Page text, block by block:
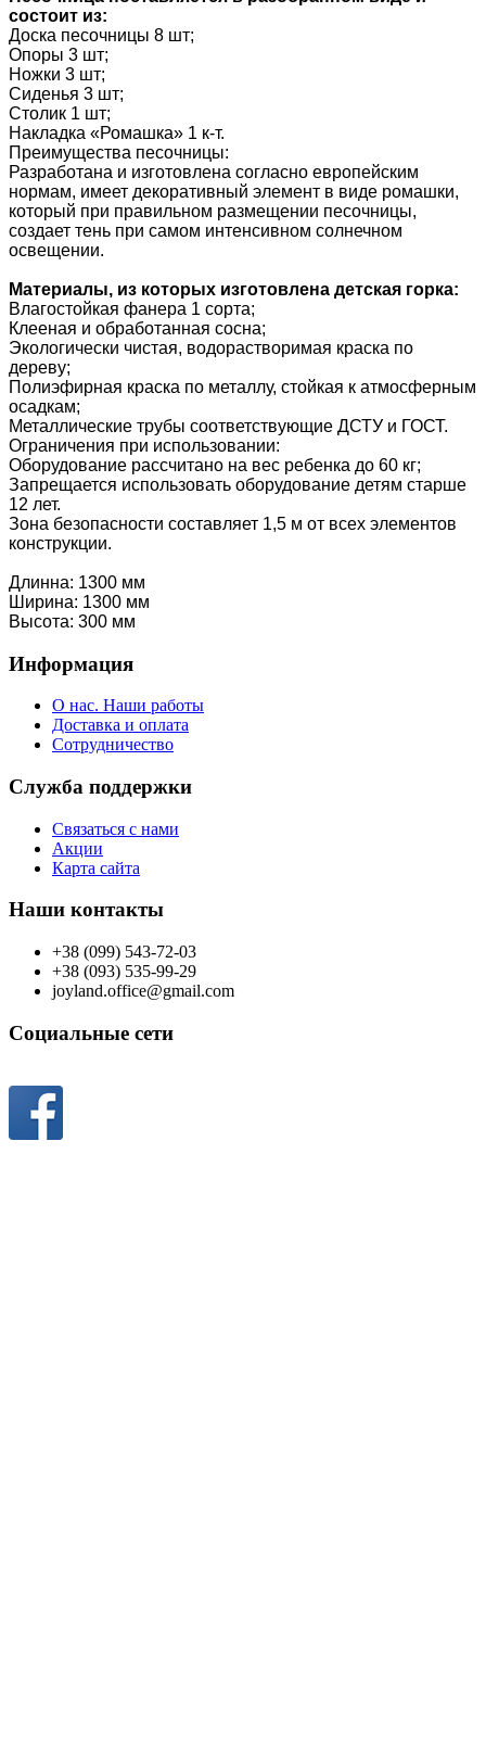
состоит из:
Доска песочницы 8 шт;
Опоры 3 шт;
Ножки 3 шт;
Сиденья 3 шт;
Столик 1 шт;
Накладка «Ромашка» 1 к-т.
Преимущества песочницы:
Разработана и изготовлена согласно европейским
нормам, имеет декоративный элемент в виде ромашки,
который при правильном размещении песочницы,
создает тень при самом интенсивном солнечном
освещении.
Материалы, из которых изготовлена детская горка:
Влагостойкая фанера 1 сорта;
Клееная и обработанная сосна;
Экологически чистая, водорастворимая краска по
дереву;
Полиэфирная краска по металлу, стойкая к атмосферным
осадкам;
Металлические трубы соответствующие ДСТУ и ГОСТ.
Ограничения при использовании:
Оборудование рассчитано на вес ребенка до 60 кг;
Запрещается использовать оборудование детям старше
12 лет.
Зона безопасности составляет 1,5 м от всех элементов
конструкции.
Длинна: 1300 мм
Ширина: 1300 мм
Высота: 300 мм
Информация
О нас. Наши работы
Доставка и оплата
Сотрудничество
Служба поддержки
Связаться с нами
Акции
Карта сайта
Наши контакты
+38 (099) 543-72-03
+38 (093) 535-99-29
joyland.office@gmail.com
Социальные сети